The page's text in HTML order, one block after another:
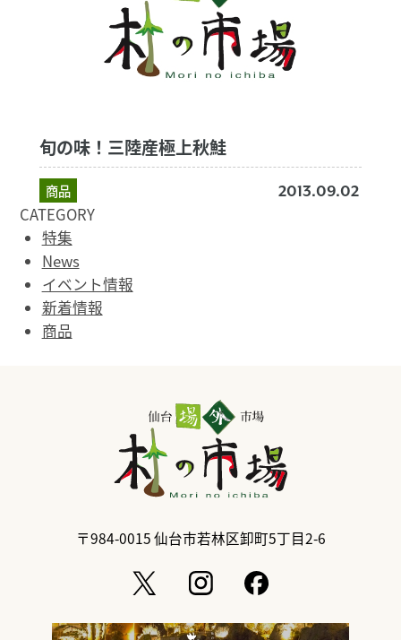
旬の味！三陸産極上秋鮭
商品 2013.09.02
CATEGORY
特集
News
イベント情報
新着情報
商品
〒984-0015仙台市若林区卸町5丁目2-6